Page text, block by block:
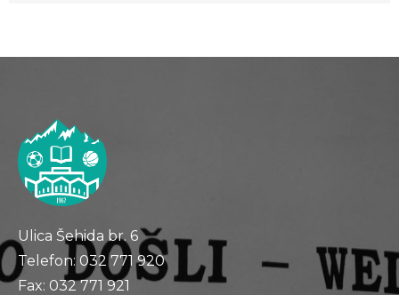
Ulica Šehida br. 6
Telefon: 032 771 920
Fax: 032 771 921